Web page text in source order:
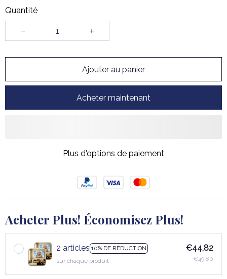
Quantité
Ajouter au panier
Acheter maintenant
Plus d'options de paiement
Acheter Plus! Économisez Plus!
2 articles 10% DE RÉDUCTION
sur chaque produit
€44,82
€49,80